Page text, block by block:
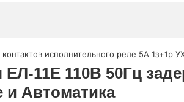
исполнительного реле 5А 1з+1р
11Е 110В 50Гц
и Автоматика